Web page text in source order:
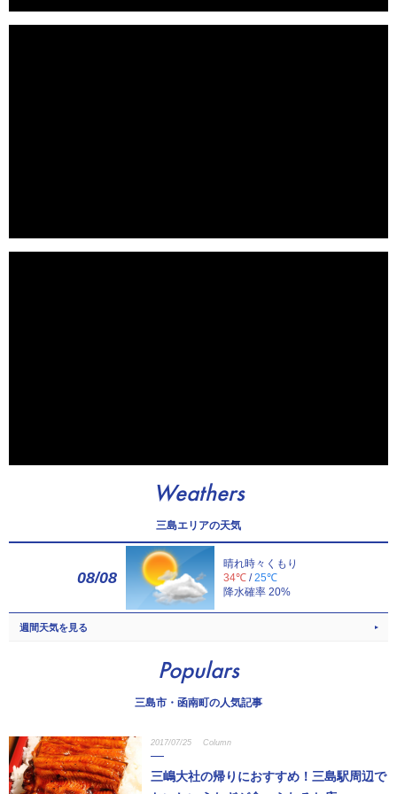
Weathers
三島エリアの天気
08/08
晴れ時々くもり
34℃ /25℃
降水確率 20%
週間天気を見る
Populars
三島市・函南町の人気記事
2017/07/25 Column
三嶋大社の帰りにおすすめ！三島駅周辺で